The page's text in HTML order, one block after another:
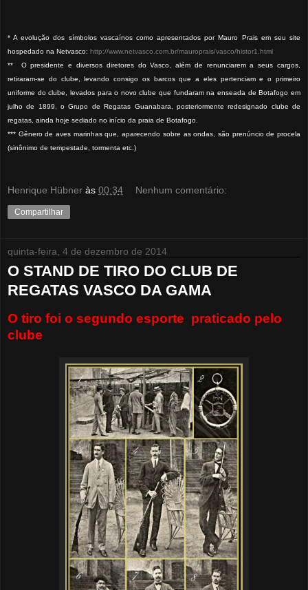
* A evolução dos símbolos vascaínos como apresentados por Mauro Prais em seu site
hospedado na Netvasco: http://www.netvasco.com.br/mauroprais/vasco/histor1.html
** O presidente e diversos diretores do Vasco, além de renunciarem a seus cargos,
retiraram-se do clube, levando consigo os barcos que a eles pertenciam e o primeiro
uniforme do clube, levados para o novo clube que fundaram na enseada de Botafogo em
julho de 1899, o Grupo de Regatas Guanabara, posteriormente redesignado clube de
regatas, ainda hoje sediado no início da praia de Botafogo.
*** Gênero de aves marinhas que, aparecendo sobre as ondas, são prenúncio de procela
(sinônimo de tempestade, tormenta etc.)
Henrique Hübner às 00:34 Nenhum comentário:
Compartilhar
quinta-feira, 4 de dezembro de 2014
O STAND DE TIRO DO CLUB DE
REGATAS VASCO DA GAMA
O tiro foi o segundo esporte praticado pelo
clube